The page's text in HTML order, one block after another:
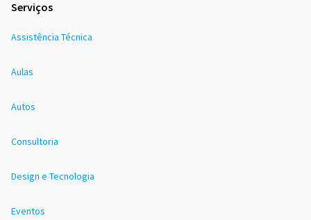
Serviços
Assistência Técnica
Aulas
Autos
Consultoria
Design e Tecnologia
Eventos